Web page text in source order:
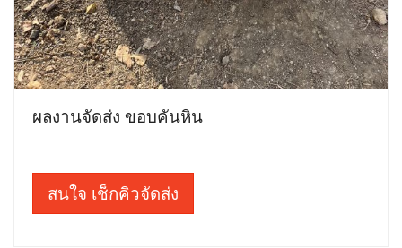
ผลงานจัดส่ง ขอบคันหิน
สนใจ เช็กคิวจัดส่ง